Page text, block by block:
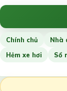
Chính chủ Nhà
Hẻm xe hơi
Sổ